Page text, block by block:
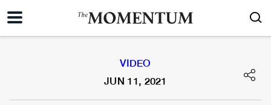
VIDEO
JUN 11, 2021